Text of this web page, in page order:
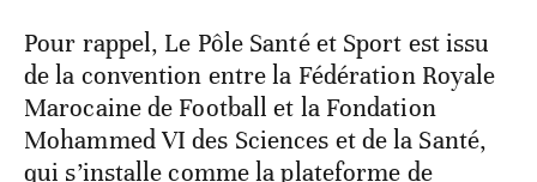
Pour rappel, Le Pôle Santé et Sport est issu
de la convention entre la Fédération Royale
Marocaine de Football et la Fondation
Mohammed VI des Sciences et de la Santé,
qui s’installe comme la plateforme de